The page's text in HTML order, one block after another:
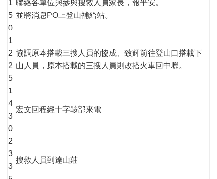
1
5
0
聯絡各單位與參與搜救人員家長，報平安。
並將消息PO上登山補給站。
1
2
2
5
協調原本搭載三搜人員的協成、致輝前往登山口搭載下
山人員，原本搭載的三搜人員則改搭火車回中壢。
1
4
3
0
宏文回程經十字鞍部來電
2
3
3
搜救人員到達山莊